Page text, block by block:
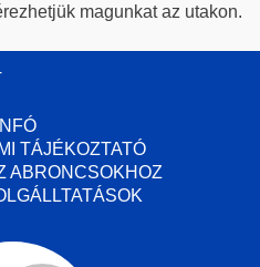
magunkat az utakon.
TÁJÉKOZTATÓ
ABRONCSOKHOZ